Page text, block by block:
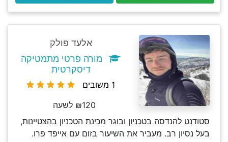
אלעד פולק
מורה פרטי מתמטיקה
דיסקרטית
1 משובים
₪120 לשעה
סטודנט להנדסה בטכניון ובוגר מכינת הטכניון בהצטיינות,
בעל נסיון רב. מעביר את השיעור בזום עם אייפד פרו.